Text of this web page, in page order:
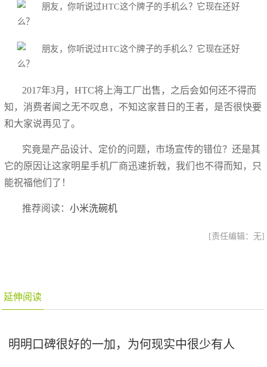
2017年3月，HTC将上海工厂出售，之后会如何还不得而
知，消费者闻之无不叹息，不知这家昔日的王者，是否很快要
和大家说再见了。
究竟是产品设计、定价的问题，市场宣传的错位？还是其
它的原因让这家明星手机厂商迅速折戟，我们也不得而知，只
能祝福他们了！
推荐阅读：小米洗碗机
[责任编辑：无]
延伸阅读
明明口碑很好的一加，为何现实中很少有人